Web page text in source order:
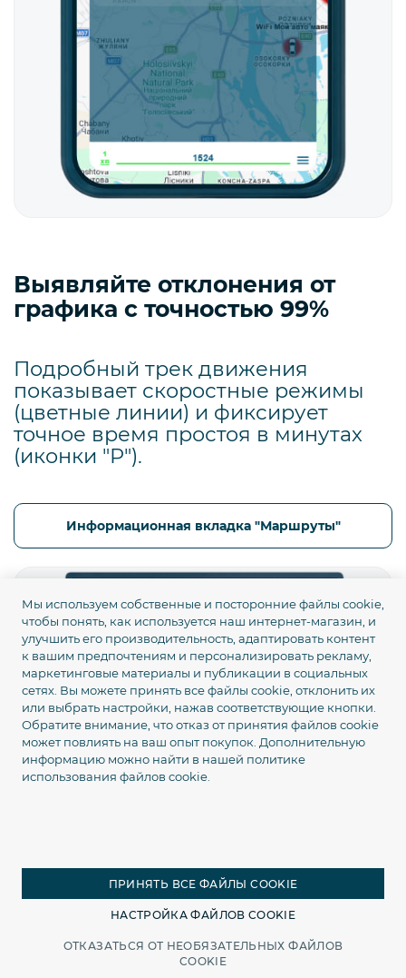
Выявляйте отклонения от
графика с точностью 99%
Подробный трек движения
показывает скоростные режимы
(цветные линии) и фиксирует
точное время простоя в минутах
(иконки "Р").
Информационная вкладка "Маршруты"
Мы используем собственные и посторонние файлы cookie,
чтобы понять, как используется наш интернет-магазин, и
улучшить его производительность, адаптировать контент
к вашим предпочтениям и персонализировать рекламу,
маркетинговые материалы и публикации в социальных
сетях. Вы можете принять все файлы cookie, отклонить их
или выбрать настройки, нажав соответствующие кнопки.
Обратите внимание, что отказ от принятия файлов cookie
может повлиять на ваш опыт покупок. Дополнительную
информацию можно найти в нашей политике
использования файлов cookie.
ПРИНЯТЬ ВСЕ ФАЙЛЫ COOKIE
НАСТРОЙКА ФАЙЛОВ COOKIE
ОТКАЗАТЬСЯ ОТ НЕОБЯЗАТЕЛЬНЫХ ФАЙЛОВ
COOKIE
Главная Каталог Поиск Корзина